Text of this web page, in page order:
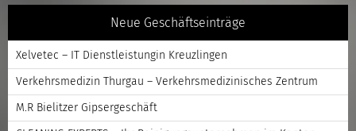
Neue Geschäftseinträge
Xelvetec – IT Dienstleistungin Kreuzlingen
Verkehrsmedizin Thurgau – Verkehrsmedizinisches Zentrum
M.R Bielitzer Gipsergeschäft